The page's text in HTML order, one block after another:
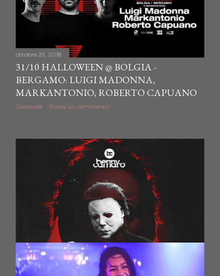
ottobre 29, 2018
31/10 HALLOWEEN @ BOLGIA -
BERGAMO: LUIGI MADONNA,
MARKANTONIO, ROBERTO CAPUANO
Condividi Posta un commento